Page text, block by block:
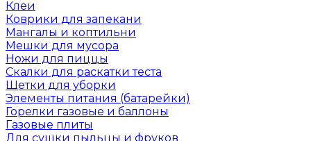
Клеи
Коврики для запекани
Мангалы и коптильни
Мешки для мусора
Ножи для пиццы
Скалки для раскатки теста
Щетки для уборки
Элементы питания (батарейки)
Горелки газовые и баллоны
Газовые плиты
Для сушки пыльцы и фруков